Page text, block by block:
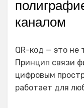
каналом
QR-код — это не
Принцип связи
цифровым
работает для